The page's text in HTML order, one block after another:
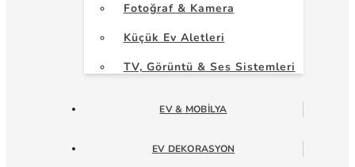
Fotoğraf & Kamera
Küçük Ev Aletleri
TV, Görüntü & Ses Sistemleri
EV & MOBILYA
EV DEKORASYON